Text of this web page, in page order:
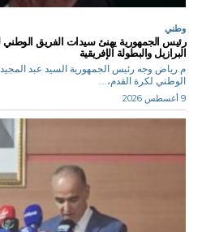
وطني
رئيس الجمهورية يهنئ سيدات الفريق الوطني
البرازيل والبطولة الإفريقية
م.رياض وجه رئيس الجمهورية السيد عبد
الوطني لكرة القدم،...
9 أغسطس 2026